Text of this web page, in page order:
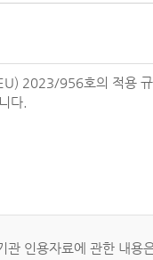
2023/956호의 적용
다.
인용자료에 관한 내용